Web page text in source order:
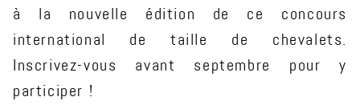
à la nouvelle édition de ce concours
international de taille de chevalets.
Inscrivez-vous avant septembre pour y
participer !